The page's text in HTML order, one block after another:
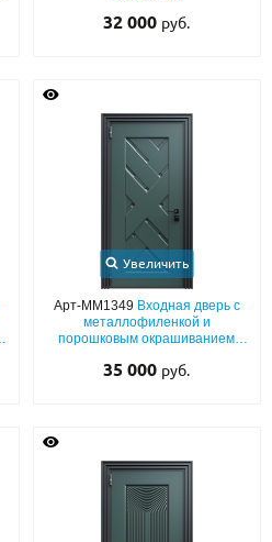
32 000 руб.
Увеличить
Арт-ММ1349 Входная дверь с
металлофиленкой и
порошковым окрашиванием
35 000 руб.